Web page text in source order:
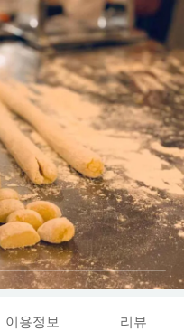
이용정보 리뷰